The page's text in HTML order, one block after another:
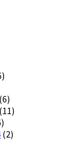
(6)
(11)
(2)